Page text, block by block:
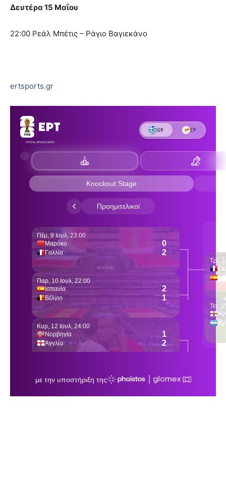
Δευτέρα 15 Μαΐου
22:00 Ρεάλ Μπέτις – Ράγιο Βαγιεκάνο
ertsports.gr